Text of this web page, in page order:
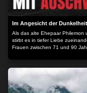
Im Angesicht der
Als das alte Ehepaar Philemon
stirbt es in tiefer Liebe
Frauen zwischen 71 und 90
genommen haben und am
Liebe bleibt? In einem
Einem Leben aus verpassten
Sehnsucht nach der großen
PICTURES GmbH, Lochhamer